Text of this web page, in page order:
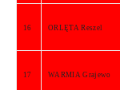
16 ORLĘTA Reszel
17 WARMIA Grajewo